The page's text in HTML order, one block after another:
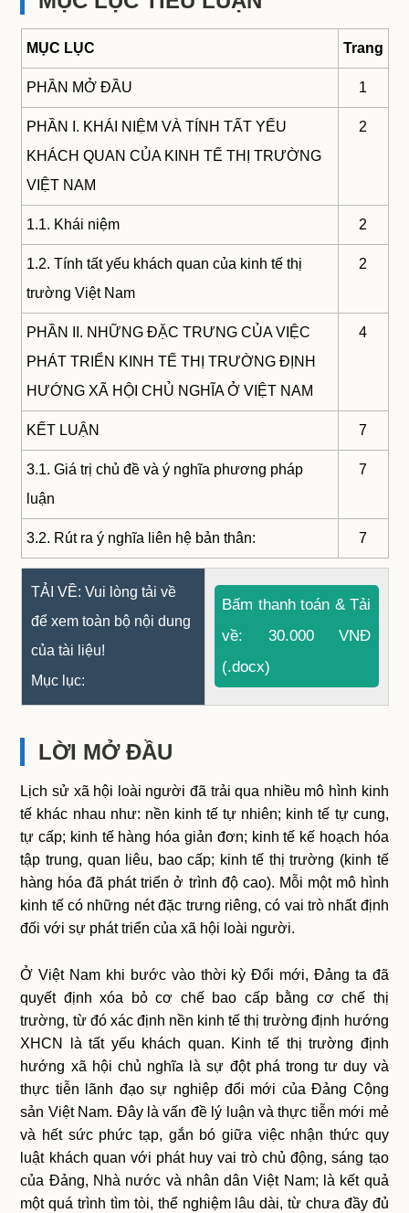
MỤC LỤC Trang
PHẦN MỞ ĐẦU 1
PHẦN I. KHÁI NIỆM VÀ TÍNH TẤT YẾU
KHÁCH QUAN CỦA KINH TẾ THỊ TRƯỜNG
VIỆT NAM
2
1.1. Khái niệm 2
1.2. Tính tất yếu khách quan của kinh tế thị
trường Việt Nam
2
PHẦN II. NHỮNG ĐẶC TRƯNG CỦA VIỆC
PHÁT TRIỂN KINH TẾ THỊ TRƯỜNG ĐỊNH
HƯỚNG XÃ HỘI CHỦ NGHĨA Ở VIỆT NAM
4
KẾT LUẬN 7
3.1. Giá trị chủ đề và ý nghĩa phương pháp
luận
7
3.2. Rút ra ý nghĩa liên hệ bản thân: 7
TẢI VỀ: Vui lòng tải về
để xem toàn bộ nội dung
của tài liệu!
Mục lục:
Bấm thanh toán & Tải
về: 30.000 VNĐ
(.docx)
LỜI MỞ ĐẦU
Lịch sử xã hội loài người đã trải qua nhiều mô hình kinh
tế khác nhau như: nền kinh tế tự nhiên; kinh tế tự cung,
tự cấp; kinh tế hàng hóa giản đơn; kinh tế kế hoạch hóa
tập trung, quan liêu, bao cấp; kinh tế thị trường (kinh tế
hàng hóa đã phát triển ở trình độ cao). Mỗi một mô hình
kinh tế có những nét đặc trưng riêng, có vai trò nhất định
đối với sự phát triển của xã hội loài người.
Ở Việt Nam khi bước vào thời kỳ Đổi mới, Đảng ta đã
quyết định xóa bỏ cơ chế bao cấp bằng cơ chế thị
trường, từ đó xác định nền kinh tế thị trường định hướng
XHCN là tất yếu khách quan. Kinh tế thị trường định
hướng xã hội chủ nghĩa là sự đột phá trong tư duy và
thực tiễn lãnh đạo sự nghiệp đổi mới của Đảng Cộng
sản Việt Nam. Đây là vấn đề lý luận và thực tiễn mới mẻ
và hết sức phức tạp, gắn bó giữa việc nhận thức quy
luật khách quan với phát huy vai trò chủ động, sáng tạo
của Đảng, Nhà nước và nhân dân Việt Nam; là kết quả
một quá trình tìm tòi, thể nghiệm lâu dài, từ chưa đầy đủ